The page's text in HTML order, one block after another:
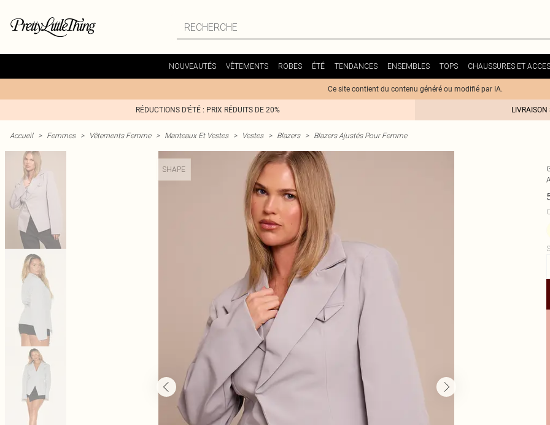
NOUVEAUTÉS VÊTEMENTS ROBES ÉTÉ TENDANCES ENSEMBLES TOPS CHAUSSURES ET
Ce site contient du contenu généré ou modifié par IA.
RÉDUCTIONS D'ÉTÉ : PRIX RÉDUITS DE 20%
Accueil > Femmes > Vêtements Femme > Manteaux Et Vestes > Vestes > Blazers > Blazers Ajustés Pour Femme
SHAPE